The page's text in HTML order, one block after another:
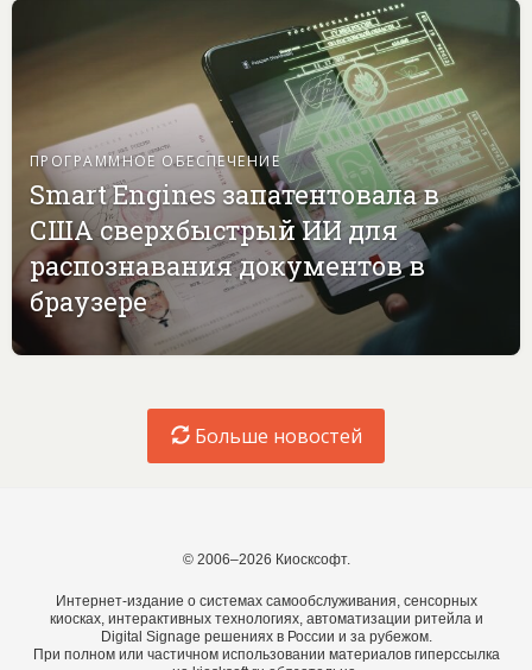
ПРОГРАММНОЕ ОБЕСПЕЧЕНИЕ
Smart Engines запатентовала в
США сверхбыстрый ИИ для
распознавания документов в
браузере
Больше новостей
© 2006–2026 Киосксофт.
Интернет-издание о системах самообслуживания, сенсорных
киосках, интерактивных технологиях, автоматизации ритейла и
Digital Signage решениях в России и за рубежом.
При полном или частичном использовании материалов гиперссылка